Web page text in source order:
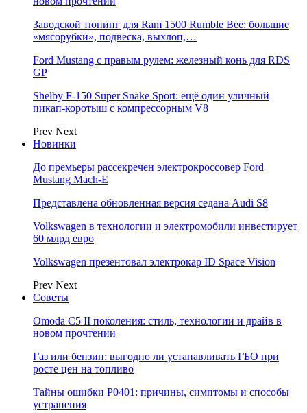
Заводской тюнинг для Ram 1500 Rumble Bee: большие
«мясорубки», подвеска, выхлоп,…
Ford Mustang с правым рулем: железный конь для RDS
GP
Shelby F-150 Super Snake Sport: ещё один уличный
пикап-коротыш с компрессорным V8
Prev Next
Новинки
До премьеры рассекречен электрокроссовер Ford
Mustang Mach-E
Представлена обновленная версия седана Audi S8
Volkswagen в технологии и электромобили инвестирует
60 млрд евро
Volkswagen презентовал электрокар ID Space Vision
Prev Next
Советы
Omoda C5 II поколения: стиль, технологии и драйв в
новом прочтении
Газ или бензин: выгодно ли устанавливать ГБО при
росте цен на топливо
Тайны ошибки P0401: причины, симптомы и способы
устранения